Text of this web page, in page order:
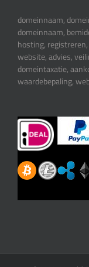
domeinnaam,
domeinnaam,
hosting,
website, advies,
domeintaxatie,
waardebepaling,